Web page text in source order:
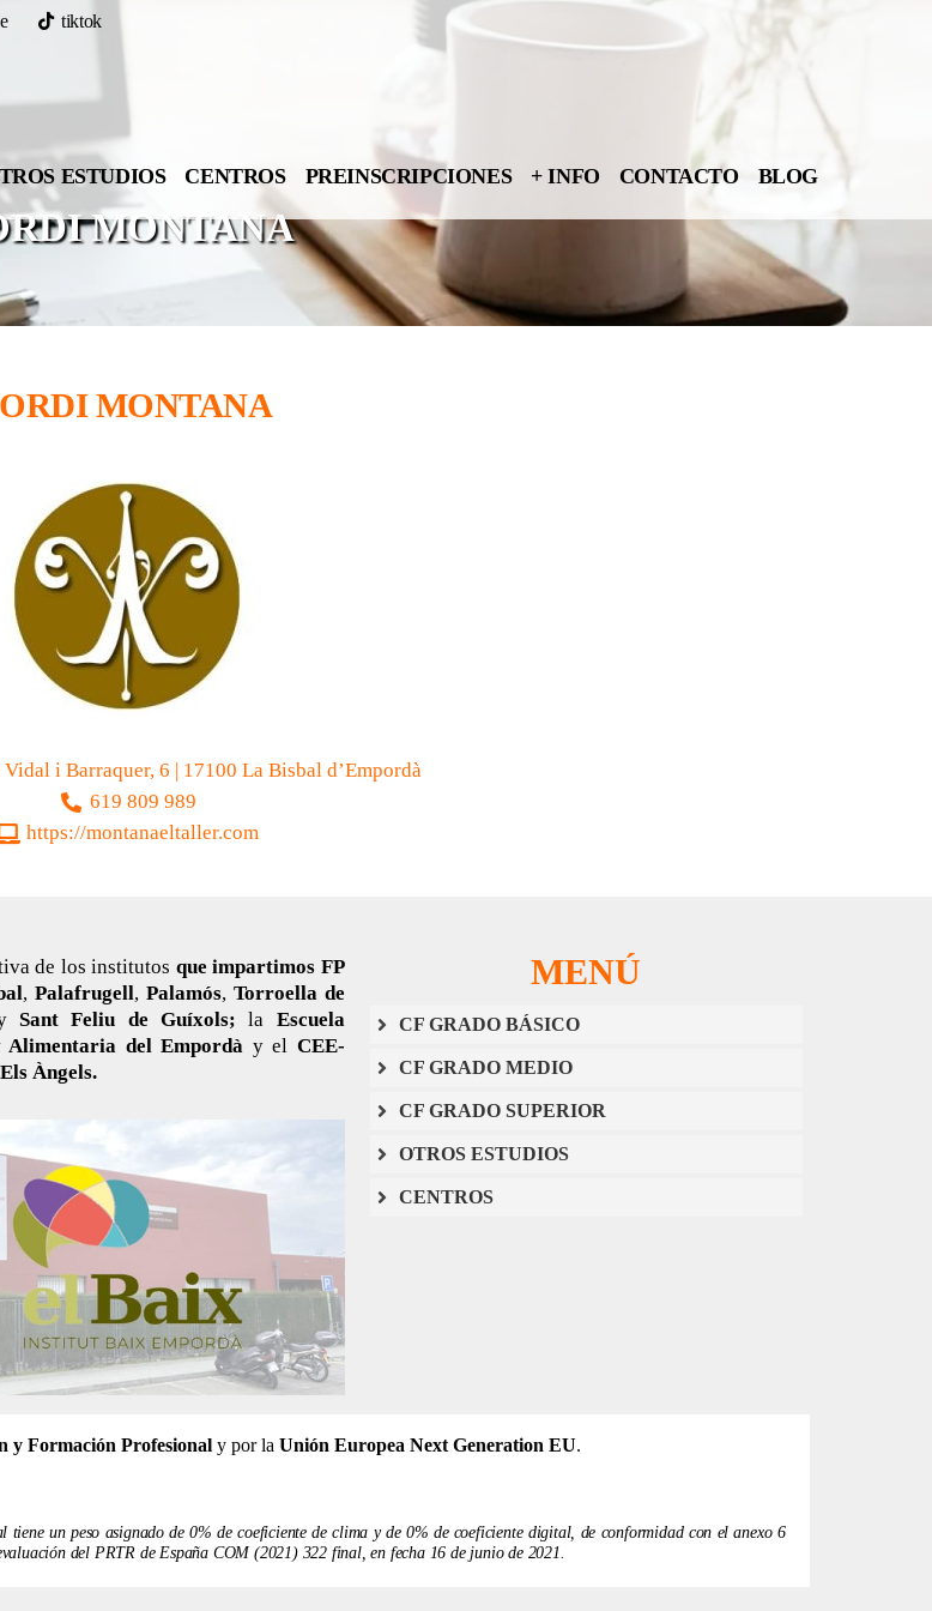
tiktok
ESTUDIOS CENTROS PREINSCRIPCIONES + INFO CONTACTO BLOG
MONTANA
MONTANA
i Barraquer, 6 | 17100 La Bisbal d’Empordà
619 809 989
https://montanaeltaller.com
de los institutos que impartimos FP
, Palafrugell, Palamós, Torroella de
Sant Feliu de Guíxols;la Escuela
del Empordà y el CEE-
Àngels.
MENÚ
CF GRADO BÁSICO
CF GRADO MEDIO
CF GRADO SUPERIOR
OTROS ESTUDIOS
CENTROS
y Formación Profesionaly por la Unión Europea Next Generation EU.
un peso asignado de 0% de coeficiente de clima y de 0% de coeficiente digital, de conformidad con el anexo 6
del PRTR de España COM (2021) 322 final, en fecha 16 de junio de 2021.